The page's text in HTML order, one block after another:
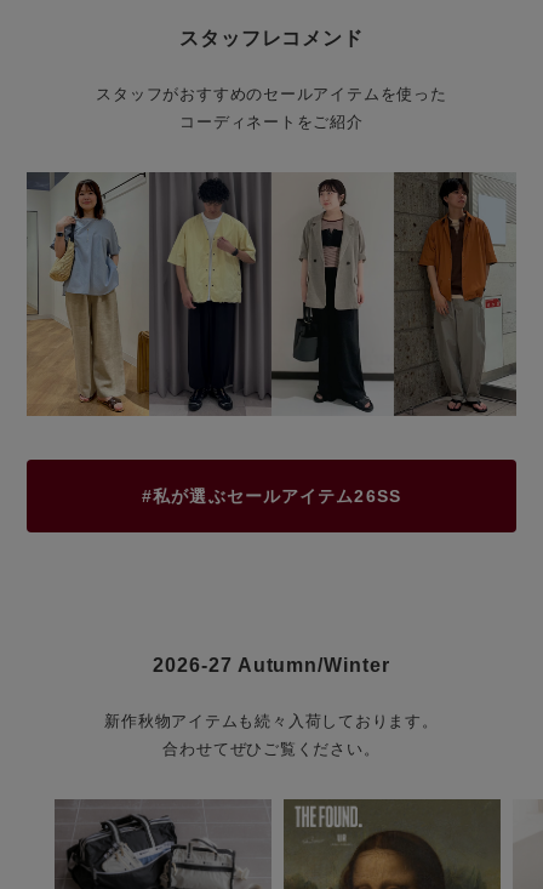
スタッフレコメンド
スタッフがおすすめのセールアイテムを使った
コーディネートをご紹介
#私が選ぶセールアイテム26SS
2026-27 Autumn/Winter
新作秋物アイテムも続々入荷しております。
合わせてぜひご覧ください。